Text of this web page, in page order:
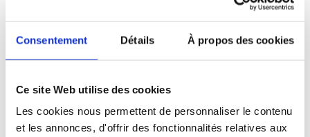
Consentement Détails À propos des cookies
Ce site Web utilise des cookies
Les cookies nous permettent de personnaliser le contenu
et les annonces, d'offrir des fonctionnalités relatives aux
candidat
Qualifications et diplômes :
Profil recherché :